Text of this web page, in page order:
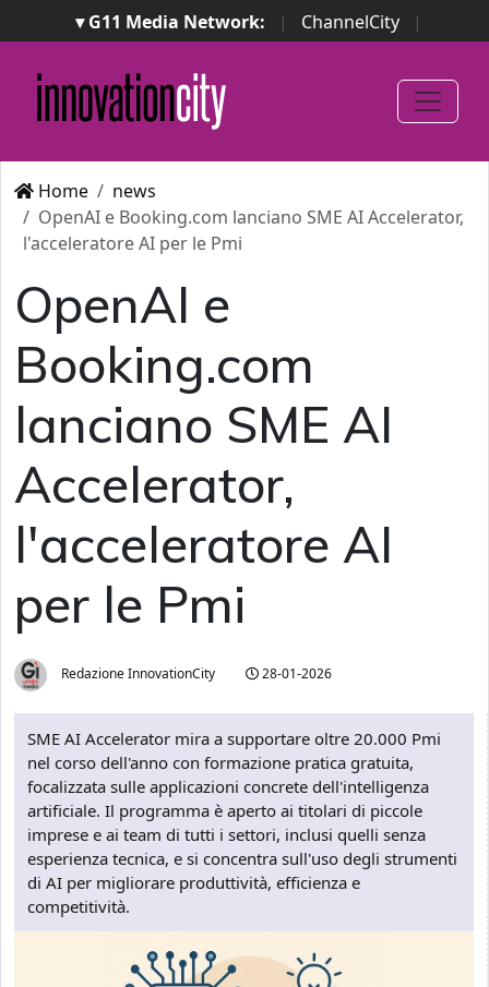
▾ G11 Media Network: | ChannelCity
|
ImpresaCity | SecurityOpenLab | Italian Channel
Awards
Italian Project Awards
Italian Security
Awards
Home
news
OpenAI e Booking.com lanciano SME AI Accelerator,
l'acceleratore AI per le Pmi
OpenAI e
Booking.com
lanciano SME AI
Accelerator,
l'acceleratore AI
per le Pmi
Redazione InnovationCity 28-01-2026
SME AI Accelerator mira a supportare oltre 20.000 Pmi
nel corso dell'anno con formazione pratica gratuita,
focalizzata sulle applicazioni concrete dell'intelligenza
artificiale. Il programma è aperto ai titolari di piccole
imprese e ai team di tutti i settori, inclusi quelli senza
esperienza tecnica, e si concentra sull'uso degli strumenti
di AI per migliorare produttività, efficienza e
competitività.